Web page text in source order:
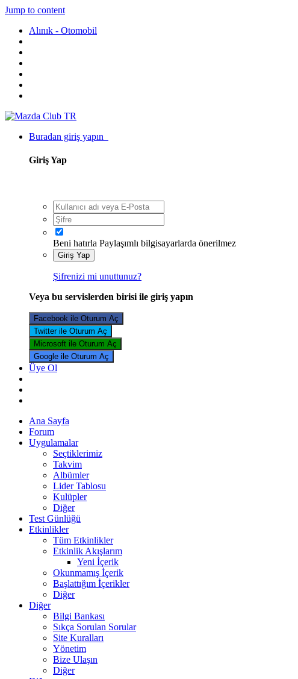
Jump to content
Alınık - Otomobil
Buradan giriş yapın
Giriş Yap
Beni hatırla Paylaşımlı bilgisayarlarda önerilmez
Giriş Yap
Şifrenizi mi unuttunuz?
Veya bu servislerden birisi ile giriş yapın
Facebook ile Oturum Aç
Twitter ile Oturum Aç
Microsoft ile Oturum Aç
Google ile Oturum Aç
Üye Ol
Ana Sayfa
Forum
Uygulamalar
Seçtiklerimiz
Takvim
Albümler
Lider Tablosu
Kulüpler
Diğer
Test Günlüğü
Etkinlikler
Tüm Etkinlikler
Etkinlik Akışlarım
Yeni İçerik
Okunmamış İçerik
Başlattığım İçerikler
Diğer
Diğer
Bilgi Bankası
Sıkça Sorulan Sorular
Site Kuralları
Yönetim
Bize Ulaşın
Diğer